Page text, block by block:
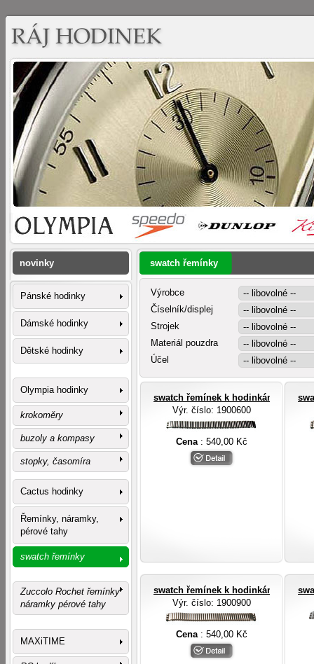
swatch řemínky
Výrobce
Číselník/displej
Strojek
Materiál pouzdra
Účel
swatch řemínek k hodinkám Swatch
Výr. číslo: 1900600
Cena : 540,00 Kč
swatch řemínek k hodinkám Swatch
Výr. číslo: 1900900
Cena : 540,00 Kč
novinky
Pánské hodinky
Dámské hodinky
Dětské hodinky
Olympia hodinky
krokoměry
buzoly a kompasy
stopky, časomíra
Cactus hodinky
Řemínky, náramky,
pérové tahy
swatch řemínky
Zuccolo Rochet řemínky
náramky pérové tahy
MAXiTIME